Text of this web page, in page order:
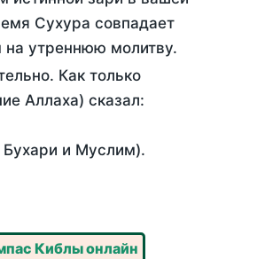
Сухура совпадает
утреннюю молитву.
Как только
Аллаха) сказал:
Бухари и Муслим).
Киблы онлайн